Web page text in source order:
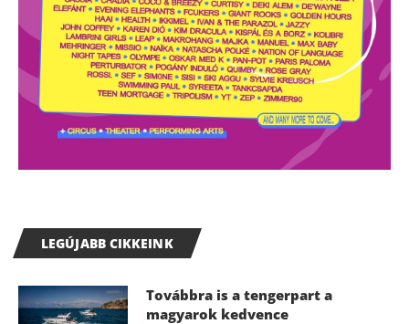
LEGÚJABB CIKKEINK
Továbbra is a tengerpart a
magyarok kedvence